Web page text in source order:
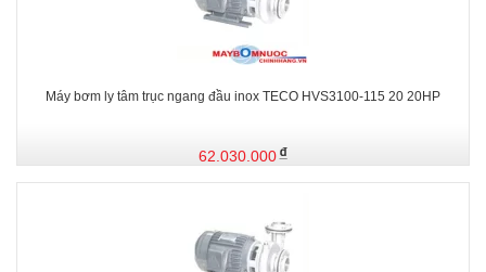
Máy bơm ly tâm trục ngang đầu inox TECO HVS3100-115 20 20HP
62.030.000